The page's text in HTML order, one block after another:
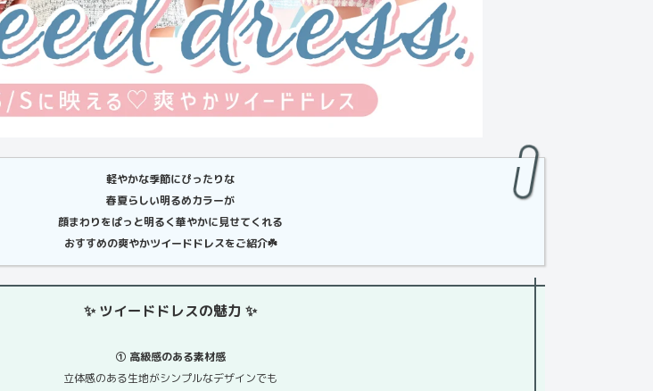
軽やかな季節にぴったりな
春夏らしい明るめカラーが
顔まわりをぱっと明るく華やかに見せてくれる
おすすめの爽やかツイードドレスをご紹介☘️
✨ ツイードドレスの魅力 ✨
① 高級感のある素材感
立体感のある生地がシンプルなデザインでも